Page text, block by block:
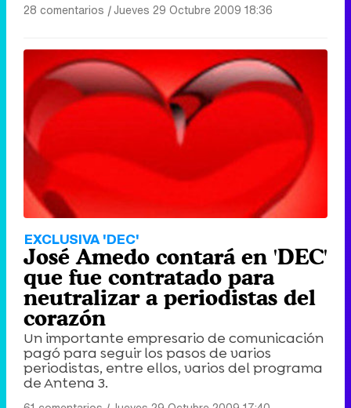
28 comentarios |Jueves 29 Octubre 2009 18:36
EXCLUSIVA 'DEC'
José Amedo contará en 'DEC'
que fue contratado para
neutralizar a periodistas del
corazón
Un importante empresario de comunicación
pagó para seguir los pasos de varios
periodistas, entre ellos, varios del programa
de Antena 3.